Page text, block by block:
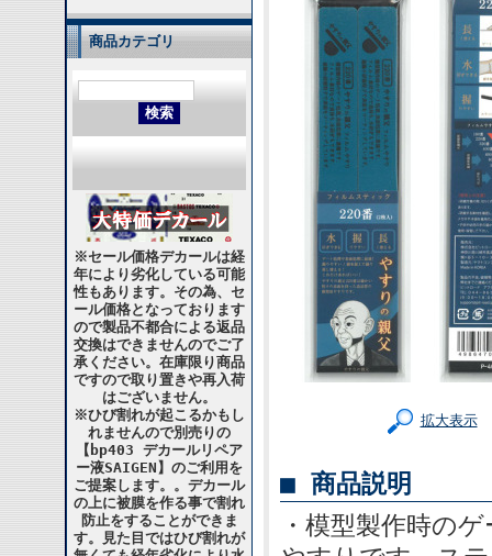
商品カテゴリ
※セール価格デカールは経
年により劣化している可能
性もあります。その為、セ
ール価格となっております
ので製品不都合による返品
交換はできませんのでご了
承ください。在庫限り商品
ですので取り置きや再入荷
はございません。
※ひび割れが起こるかもし
れませんので別売りの
【bp403 デカールリペア
ー液SAIGEN】のご利用を
ご提案します。。デカール
の上に被膜を作る事で割れ
防止をすることができま
す。見た目ではひび割れが
拡大表示
■ 商品説明
・模型製作時の